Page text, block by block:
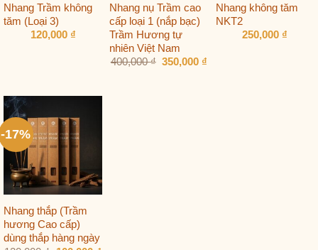
Nhang Trầm không
tăm (Loại 3)
120,000 ₫
Nhang nụ Trầm cao
cấp loại 1 (nắp bạc)
Trầm Hương tự
nhiên Việt Nam
400,000₫ Giá
350,000 ₫
Nhang không tăm
NKT2
250,000 ₫
-17%
Nhang thắp (Trầm
hương Cao cấp)
dùng thắp hàng ngày